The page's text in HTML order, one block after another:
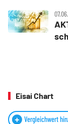
Eisai Chart
Vergleichwert